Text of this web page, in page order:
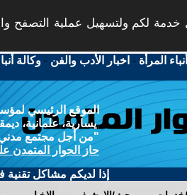
خدمة لكم ولتسهيل عملية التصفح
المرأة - اخبار الأدب والفن -وكالة
الموقع الرئيسي
يسارية، علمانية،
"من أجل مجتمع مدني
حاز الحوار المتمدن
إذا لديكم مشاكل تقنية